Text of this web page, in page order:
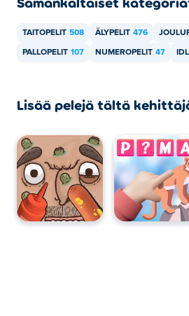
TAITOPELIT 508 ÄLYPELIT 476
PALLOPELIT 107 NUMEROPELIT 47
Lisää pelejä tältä